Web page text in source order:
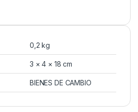
0,2 kg
3 × 4 × 18 cm
BIENES DE CAMBIO